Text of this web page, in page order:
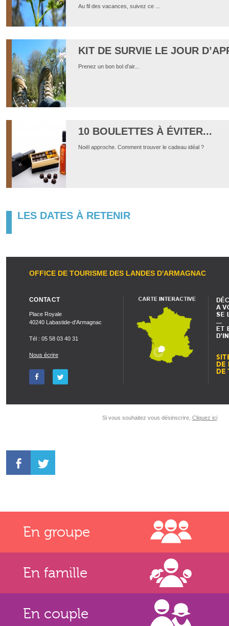
Au fil des vacances, suivez ce ...
KIT DE SURVIE LE JOUR
Prenez un bon bol d'air...
10 BOULETTES À ÉVITER...
Noël approche. Comment trouver le cadeau idéal ?
LES DATES À RETENIR
OFFICE DE TOURISME DES LANDES D'ARMAGNAC
CONTACT
Place Royale
40240 Labastide-d'Armagnac
Tél : 05 58 03 40 31
Nous écrire
Si vous souhaitez vous désinscrire, Cliquez ici
En groupe
En famille
En couple